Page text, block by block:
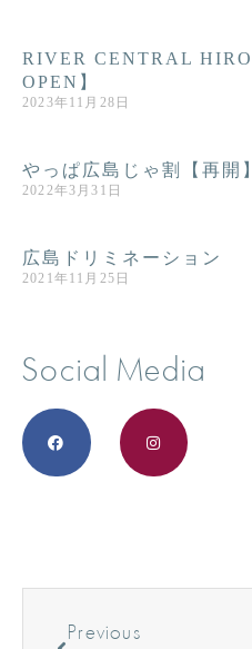
RIVER CENTRAL
OPEN】
2023年11月28日
やっぱ広島じゃ割【再開
2022年3月31日
広島ドリミネーション
2021年11月25日
Social Media
Previous